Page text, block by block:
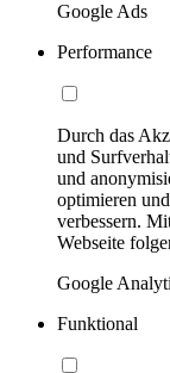
Google Ads
Performance
Durch das
und
und
optimieren
verbessern.
Webseite
Google
Funktional